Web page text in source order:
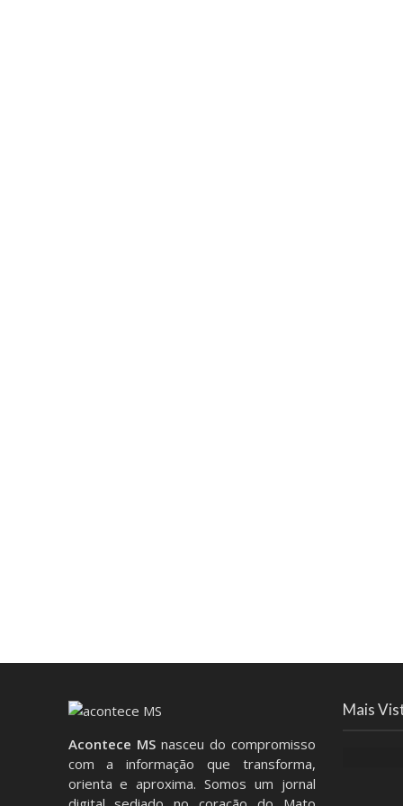
Acontece MSnasceu do compromisso
com a informação que transforma,
orienta e aproxima. Somos um jornal
Mais